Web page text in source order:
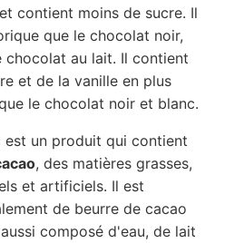
contient moins de sucre. Il
que le chocolat noir,
chocolat au lait. Il contient
et de la vanille en plus
le chocolat noir et blanc.
est un produit qui contient
, des matières grasses,
et artificiels. Il est
de beurre de cacao
composé d'eau, de lait